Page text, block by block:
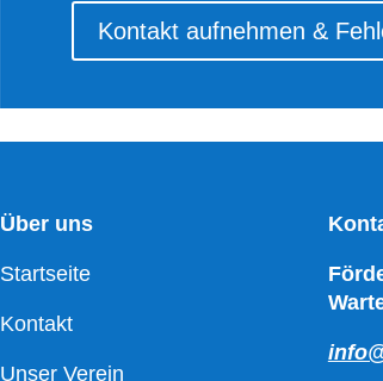
Kontakt aufnehmen &
Über uns
Startseite
Kontakt
Unser Verein